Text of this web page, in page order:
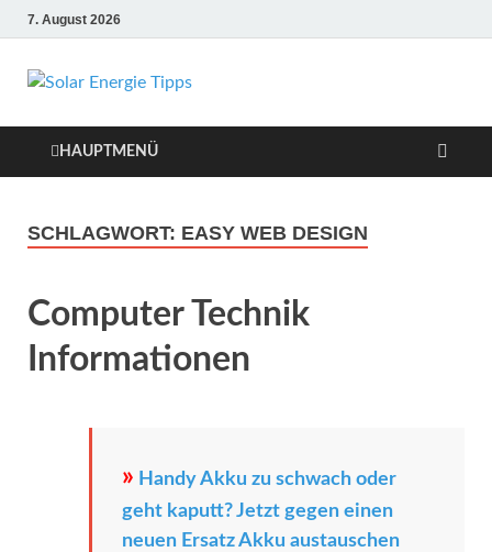
7. August 2026
Solar Energie
Tipps
Informationen und Tipps
HAUPTMENÜ
SCHLAGWORT: EASY WEB DESIGN
Computer Technik
Informationen
» Handy Akku zu schwach oder
geht kaputt? Jetzt gegen einen
neuen Ersatz Akku austauschen